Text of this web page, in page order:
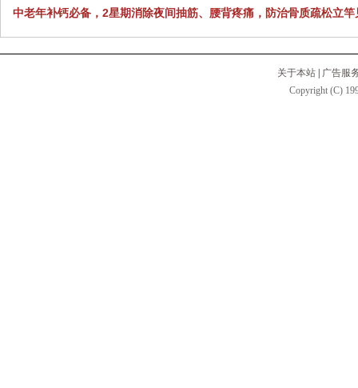
中老年补钙必备，2星期消除夜间抽筋、腰背疼痛，防治骨质疏松立竿
关于本站
广告服
Copyright (C)